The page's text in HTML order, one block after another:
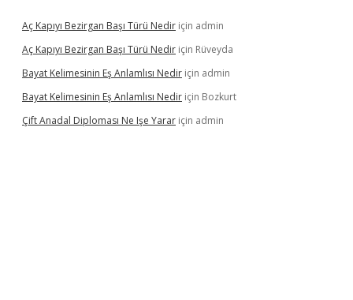
Aç Kapıyı Bezirgan Başı Türü Nedir için admin
Aç Kapıyı Bezirgan Başı Türü Nedir için Rüveyda
Bayat Kelimesinin Eş Anlamlısı Nedir için admin
Bayat Kelimesinin Eş Anlamlısı Nedir için Bozkurt
Çift Anadal Diploması Ne Işe Yarar için admin